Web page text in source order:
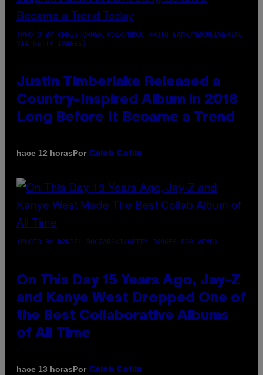
(PHOTO BY CHRISTOPHER POLK/NBCU PHOTO BANK/NBCUNIVERSAL
VIA GETTY IMAGES)
Justin Timberlake Released a
Country-Inspired Album in 2018
Long Before It Became a Trend
hace 12 horasPor Caleb Catlin
(PHOTO BY DANIEL BOCZARSKI/GETTY IMAGES FOR VEVO)
On This Day 15 Years Ago, Jay-Z
and Kanye West Dropped One of
the Best Collaborative Albums
of All Time
hace 13 horasPor Caleb Catlin